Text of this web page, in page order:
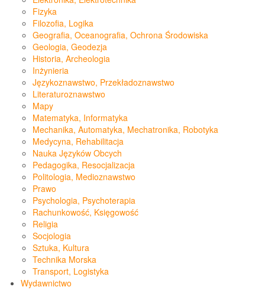
Fizyka
Filozofia, Logika
Geografia, Oceanografia, Ochrona Środowiska
Geologia, Geodezja
Historia, Archeologia
Inżynieria
Językoznawstwo, Przekładoznawstwo
Literaturoznawstwo
Mapy
Matematyka, Informatyka
Mechanika, Automatyka, Mechatronika, Robotyka
Medycyna, Rehabilitacja
Nauka Języków Obcych
Pedagogika, Resocjalizacja
Politologia, Medioznawstwo
Prawo
Psychologia, Psychoterapia
Rachunkowość, Księgowość
Religia
Socjologia
Sztuka, Kultura
Technika Morska
Transport, Logistyka
Wydawnictwo